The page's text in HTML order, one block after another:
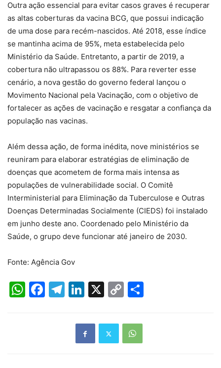
Outra ação essencial para evitar casos graves é recuperar
as altas coberturas da vacina BCG, que possui indicação
de uma dose para recém-nascidos. Até 2018, esse índice
se mantinha acima de 95%, meta estabelecida pelo
Ministério da Saúde. Entretanto, a partir de 2019, a
cobertura não ultrapassou os 88%. Para reverter esse
cenário, a nova gestão do governo federal lançou o
Movimento Nacional pela Vacinação, com o objetivo de
fortalecer as ações de vacinação e resgatar a confiança da
população nas vacinas.
Além dessa ação, de forma inédita, nove ministérios se
reuniram para elaborar estratégias de eliminação de
doenças que acometem de forma mais intensa as
populações de vulnerabilidade social. O Comitê
Interministerial para Eliminação da Tuberculose e Outras
Doenças Determinadas Socialmente (CIEDS) foi instalado
em junho deste ano. Coordenado pelo Ministério da
Saúde, o grupo deve funcionar até janeiro de 2030.
Fonte: Agência Gov
WhatsApp
Facebook
Telegram
LinkedIn
X
Copy